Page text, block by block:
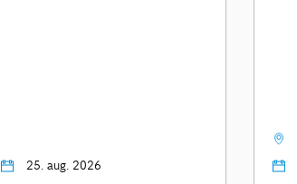
25. aug. 2026